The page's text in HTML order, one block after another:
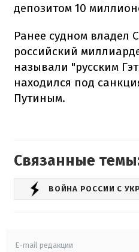
депозитом 10
Ранее судном владел
российский
называли "русским
находился под
Путиным.
Связанные
ВОЙНА РОССИИ С
E-mail редакции